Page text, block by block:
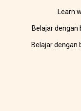
Learn
Belajar dengan
Belajar dengan